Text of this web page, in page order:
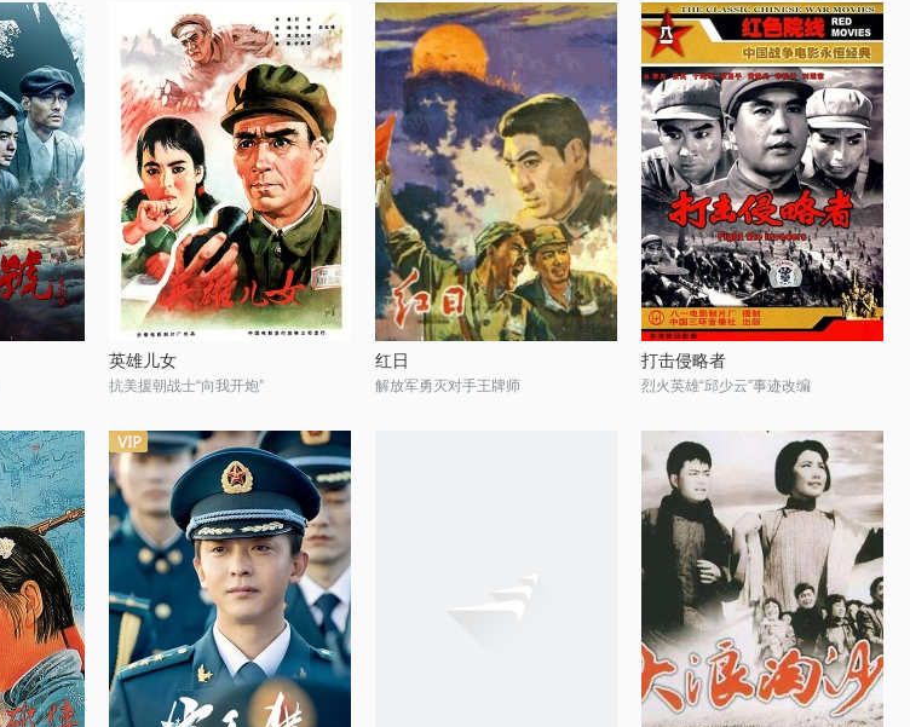
英雄儿女
抗美援朝战士“向我开炮”
红日
解放军勇灭对手王牌师
打击侵略者
烈火英雄“邱少云”事迹改编